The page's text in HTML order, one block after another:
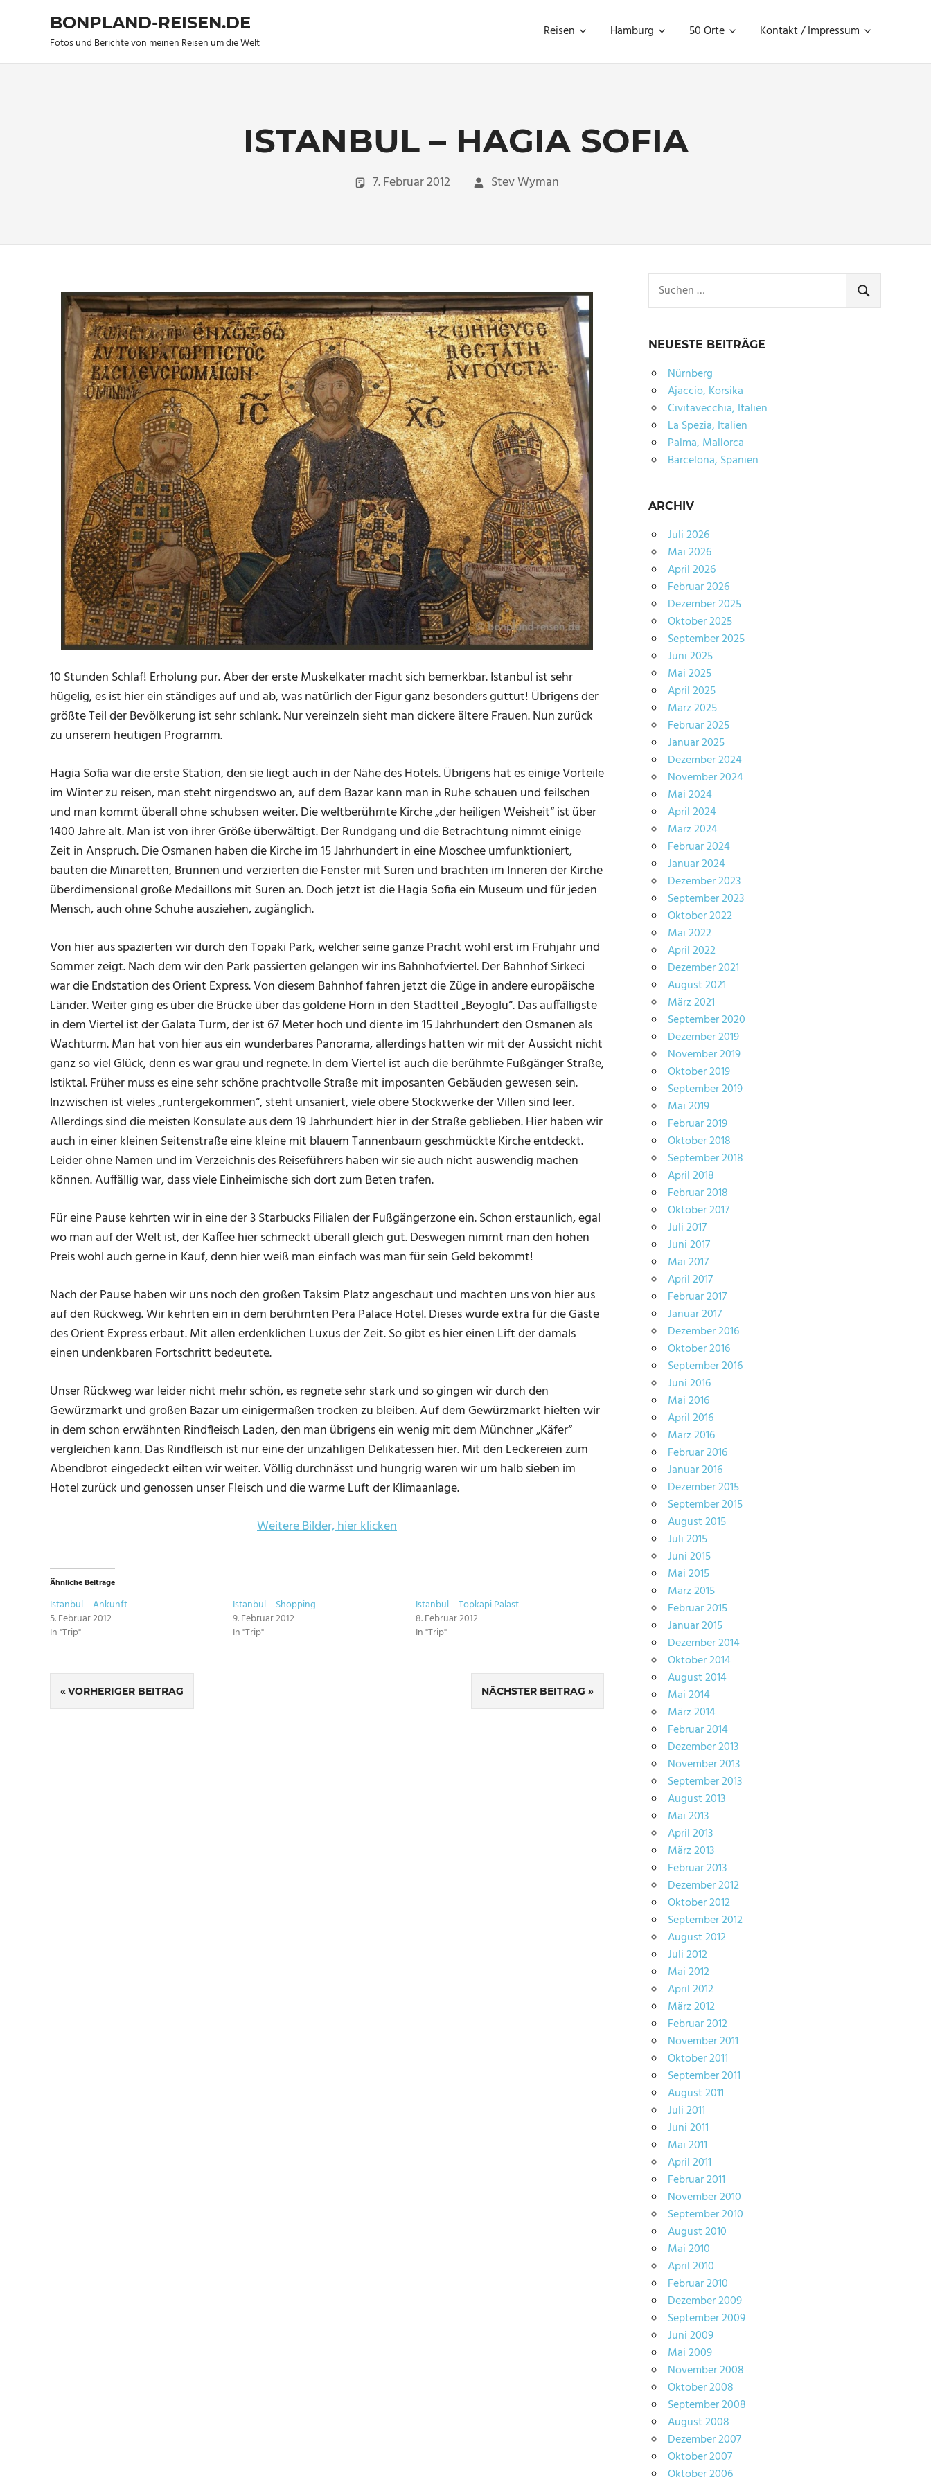
BONPLAND-REISEN.DE
Fotos und Berichte von meinen Reisen um die Welt
Reisen Hamburg 50 Orte Kontakt / Impressum
ISTANBUL – HAGIA SOFIA
7. Februar 2012 Stev Wyman
10 Stunden Schlaf! Erholung pur. Aber der erste Muskelkater macht sich bemerkbar. Istanbul ist sehr
hügelig, es ist hier ein ständiges auf und ab, was natürlich der Figur ganz besonders guttut! Übrigens der
größte Teil der Bevölkerung ist sehr schlank. Nur vereinzeln sieht man dickere ältere Frauen. Nun zurück
zu unserem heutigen Programm.
Hagia Sofia war die erste Station, den sie liegt auch in der Nähe des Hotels. Übrigens hat es einige Vorteile
im Winter zu reisen, man steht nirgendswo an, auf dem Bazar kann man in Ruhe schauen und feilschen
und man kommt überall ohne schubsen weiter. Die weltberühmte Kirche „der heiligen Weisheit“ ist über
1400 Jahre alt. Man ist von ihrer Größe überwältigt. Der Rundgang und die Betrachtung nimmt einige
Zeit in Anspruch. Die Osmanen haben die Kirche im 15 Jahrhundert in eine Moschee umfunktioniert,
bauten die Minaretten, Brunnen und verzierten die Fenster mit Suren und brachten im Inneren der Kirche
überdimensional große Medaillons mit Suren an. Doch jetzt ist die Hagia Sofia ein Museum und für jeden
Mensch, auch ohne Schuhe ausziehen, zugänglich.
Von hier aus spazierten wir durch den Topaki Park, welcher seine ganze Pracht wohl erst im Frühjahr und
Sommer zeigt. Nach dem wir den Park passierten gelangen wir ins Bahnhofviertel. Der Bahnhof Sirkeci
war die Endstation des Orient Express. Von diesem Bahnhof fahren jetzt die Züge in andere europäische
Länder. Weiter ging es über die Brücke über das goldene Horn in den Stadtteil „Beyoglu“. Das auffälligste
in dem Viertel ist der Galata Turm, der ist 67 Meter hoch und diente im 15 Jahrhundert den Osmanen als
Wachturm. Man hat von hier aus ein wunderbares Panorama, allerdings hatten wir mit der Aussicht nicht
ganz so viel Glück, denn es war grau und regnete. In dem Viertel ist auch die berühmte Fußgänger Straße,
Istiktal. Früher muss es eine sehr schöne prachtvolle Straße mit imposanten Gebäuden gewesen sein.
Inzwischen ist vieles „runtergekommen“, steht unsaniert, viele obere Stockwerke der Villen sind leer.
Allerdings sind die meisten Konsulate aus dem 19 Jahrhundert hier in der Straße geblieben. Hier haben wir
auch in einer kleinen Seitenstraße eine kleine mit blauem Tannenbaum geschmückte Kirche entdeckt.
Leider ohne Namen und im Verzeichnis des Reiseführers haben wir sie auch nicht auswendig machen
können. Auffällig war, dass viele Einheimische sich dort zum Beten trafen.
Für eine Pause kehrten wir in eine der 3 Starbucks Filialen der Fußgängerzone ein. Schon erstaunlich, egal
wo man auf der Welt ist, der Kaffee hier schmeckt überall gleich gut. Deswegen nimmt man den hohen
Preis wohl auch gerne in Kauf, denn hier weiß man einfach was man für sein Geld bekommt!
Nach der Pause haben wir uns noch den großen Taksim Platz angeschaut und machten uns von hier aus
auf den Rückweg. Wir kehrten ein in dem berühmten Pera Palace Hotel. Dieses wurde extra für die Gäste
des Orient Express erbaut. Mit allen erdenklichen Luxus der Zeit. So gibt es hier einen Lift der damals
einen undenkbaren Fortschritt bedeutete.
Unser Rückweg war leider nicht mehr schön, es regnete sehr stark und so gingen wir durch den
Gewürzmarkt und großen Bazar um einigermaßen trocken zu bleiben. Auf dem Gewürzmarkt hielten wir
in dem schon erwähnten Rindfleisch Laden, den man übrigens ein wenig mit dem Münchner „Käfer“
vergleichen kann. Das Rindfleisch ist nur eine der unzähligen Delikatessen hier. Mit den Leckereien zum
Abendbrot eingedeckt eilten wir weiter. Völlig durchnässt und hungrig waren wir um halb sieben im
Hotel zurück und genossen unser Fleisch und die warme Luft der Klimaanlage.
Weitere Bilder, hier klicken
Ähnliche Beiträge
Istanbul – Ankunft
5. Februar 2012
In "Trip"
Istanbul – Shopping
9. Februar 2012
In "Trip"
Istanbul – Topkapi Palast
8. Februar 2012
In "Trip"
SCHLAGWÖRTER
ISTANBUL
Beitragsnavigation
VORHERIGER BEITRAG NÄCHSTER BEITRAG
nach:
SUCHEN
NEUESTE BEITRÄGE
Nürnberg
Ajaccio, Korsika
Civitavecchia, Italien
La Spezia, Italien
Palma, Mallorca
Barcelona, Spanien
ARCHIV
Juli 2026
Mai 2026
April 2026
Februar 2026
Dezember 2025
Oktober 2025
September 2025
Juni 2025
Mai 2025
April 2025
März 2025
Februar 2025
Januar 2025
Dezember 2024
November 2024
Mai 2024
April 2024
März 2024
Februar 2024
Januar 2024
Dezember 2023
September 2023
Oktober 2022
Mai 2022
April 2022
Dezember 2021
August 2021
März 2021
September 2020
Dezember 2019
November 2019
Oktober 2019
September 2019
Mai 2019
Februar 2019
Oktober 2018
September 2018
April 2018
Februar 2018
Oktober 2017
Juli 2017
Juni 2017
Mai 2017
April 2017
Februar 2017
Januar 2017
Dezember 2016
Oktober 2016
September 2016
Juni 2016
Mai 2016
April 2016
März 2016
Februar 2016
Januar 2016
Dezember 2015
September 2015
August 2015
Juli 2015
Juni 2015
Mai 2015
März 2015
Februar 2015
Januar 2015
Dezember 2014
Oktober 2014
August 2014
Mai 2014
März 2014
Februar 2014
Dezember 2013
November 2013
September 2013
August 2013
Mai 2013
April 2013
März 2013
Februar 2013
Dezember 2012
Oktober 2012
September 2012
August 2012
Juli 2012
Mai 2012
April 2012
März 2012
Februar 2012
November 2011
Oktober 2011
September 2011
August 2011
Juli 2011
Juni 2011
Mai 2011
April 2011
Februar 2011
November 2010
September 2010
August 2010
Mai 2010
April 2010
Februar 2010
Dezember 2009
September 2009
Juni 2009
Mai 2009
November 2008
Oktober 2008
September 2008
August 2008
Dezember 2007
Oktober 2007
Oktober 2006